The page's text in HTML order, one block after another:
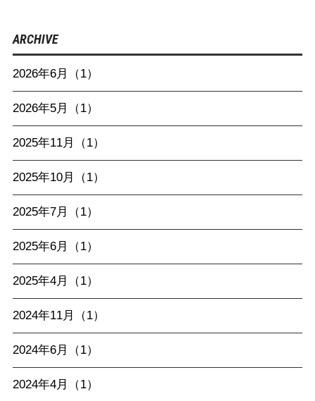
ARCHIVE
2026年6月（1）
2026年5月（1）
2025年11月（1）
2025年10月（1）
2025年7月（1）
2025年6月（1）
2025年4月（1）
2024年11月（1）
2024年6月（1）
2024年4月（1）